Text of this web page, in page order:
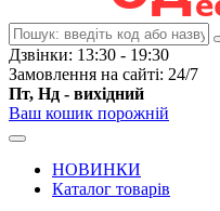
Дзвінки: 13:30 - 19:30
Замовлення на сайті: 24/7
Пт, Нд - вихідний
Ваш кошик порожній
НОВИНКИ
Каталог товарів